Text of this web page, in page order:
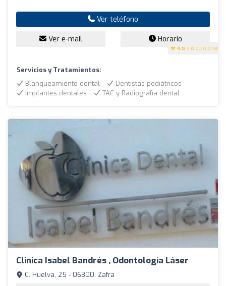
4.8 (18 opiniones)
Ver teléfono
Ver e-mail Horario
Servicios y Tratamientos:
Blanqueamiento dental
Dentistas pediátricos
Implantes dentales
TAC y Radiografía dental
Clínica Isabel Bandrés , Odontología Láser
C. Huelva, 25 - 06300, Zafra